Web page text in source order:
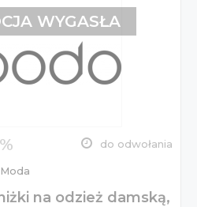
do odwołania
Moda
na odzież damską,
WYGASŁA